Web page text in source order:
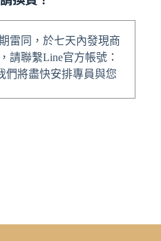
雷同，於七天內發現商
請聯繫Line官方帳號：
們將盡快安排專員與您